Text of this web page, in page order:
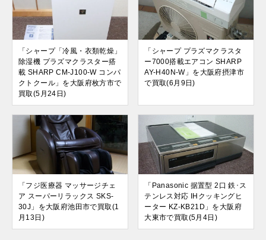
「シャープ「冷風・衣類乾燥」
除湿機 プラズマクラスター搭
載 SHARP CM-J100-W コンパ
クトクール」を大阪府枚方市で
買取(5月24日)
「シャープ プラズマクラスタ
ー7000搭載エアコン SHARP
AY-H40N-W」を大阪府摂津市
で買取(6月9日)
「フジ医療器 マッサージチェ
ア スーパーリラックス SKS-
30J」を大阪府池田市で買取(1
月13日)
「Panasonic 据置型 2口 鉄･ス
テンレス対応 IHクッキングヒ
ーター KZ-KB21D」を大阪府
大東市で買取(5月4日)